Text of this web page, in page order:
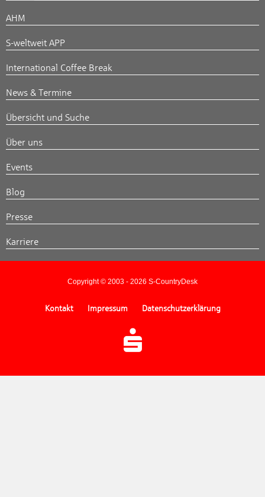
AHM
S-weltweit APP
International Coffee Break
News & Termine
Übersicht und Suche
Über uns
Events
Blog
Presse
Karriere
Copyright © 2003 - 2026 S-CountryDesk
Kontakt Impressum Datenschutzerklärung